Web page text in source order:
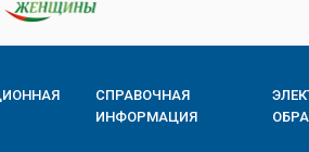
СПРАВОЧНАЯ
ИНФОРМАЦИЯ